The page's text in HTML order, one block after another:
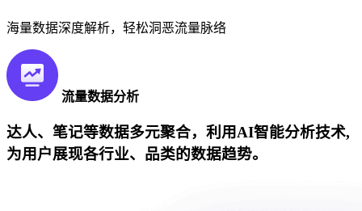
海量数据深度解析，轻松洞恶流量脉络
流量数据分析
达人、笔记等数据多元聚合，利用AI智能分析技术,
为用户展现各行业、品类的数据趋势。